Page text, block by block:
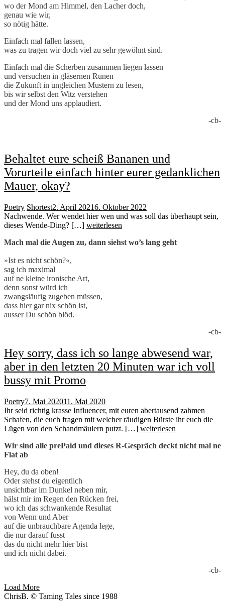
wo der Mond am Himmel, den Lacher doch,
genau wie wir,
so nötig hätte.
Einfach mal fallen lassen,
was zu tragen wir doch viel zu sehr gewöhnt sind.
Einfach mal die Scherben zusammen liegen lassen
und versuchen in gläsernen Runen
die Zukunft in ungleichen Mustern zu lesen,
bis wir selbst den Witz verstehen
und der Mond uns applaudiert.
-cb-
Behaltet eure scheiß Bananen und
Vorurteile einfach hinter eurer gedanklichen
Mauer, okay?
Poetry Shortest2. April 20216. Oktober 2022
Nachwende. Wer wendet hier wen und was soll das überhaupt sein,
dieses Wende-Ding? […] weiterlesen
Mach mal die Augen zu, dann siehst wo’s lang geht
»Ist es nicht schön?«,
sag ich maximal
auf ne kleine ironische Art,
denn sonst würd ich
zwangsläufig zugeben müssen,
dass hier gar nix schön ist,
ausser Du schön blöd.
-cb-
Hey sorry, dass ich so lange abwesend war,
aber in den letzten 20 Minuten war ich voll
bussy mit Promo
Poetry7. Mai 202011. Mai 2020
Ihr seid richtig krasse Influencer, mit euren abertausend zahmen
Schafen, die euch fragen mit welcher räudigen Bürste ihr euch die
Lügen von den Schandmäulern putzt. […] weiterlesen
Wir sind alle prePaid und dieses R-Gespräch deckt nicht mal ne
Flat ab
Hey, du da oben!
Oder stehst du eigentlich
unsichtbar im Dunkel neben mir,
hälst mir im Regen den Rücken frei,
wo ich das schwankende Resultat
von Wenn und Aber
auf die unbrauchbare Agenda lege,
die nur darauf fusst
das du nicht mehr hier bist
und ich nicht dabei.
-cb-
Posts
navigation
Load More
ChrisB. © Taming Tales since 1988